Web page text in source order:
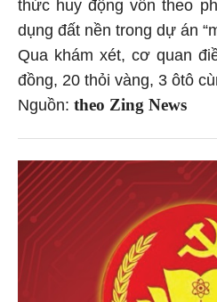
thức huy động vốn theo
dụng đất nền trong dự án
Qua khám xét, cơ quan
đồng, 20 thỏi vàng, 3 ôtô
Nguồn: theo Zing News